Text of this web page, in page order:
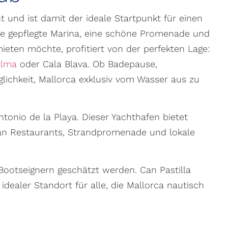
und ist damit der ideale Startpunkt für einen
gepflegte Marina, eine schöne Promenade und
möchte, profitiert von der perfekten Lage:
oder Cala Blava. Ob Badepause,
Mallorca exklusiv vom Wasser aus zu
de la Playa. Dieser Yachthafen bietet
Restaurants, Strandpromenade und lokale
geschätzt werden. Can Pastilla
Standort für alle, die Mallorca nautisch